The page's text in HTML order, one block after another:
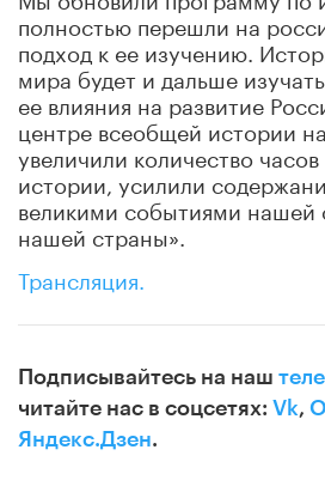
полностью перешли на
подход к ее изучению.
мира будет и дальше
ее влияния на развитие
центре всеобщей истории
увеличили количество
истории, усилили
великими событиями нашей
нашей страны».
Трансляция.
Подписывайтесь на наш
читайте нас в соцсетях: Vk,
Яндекс.Дзен.